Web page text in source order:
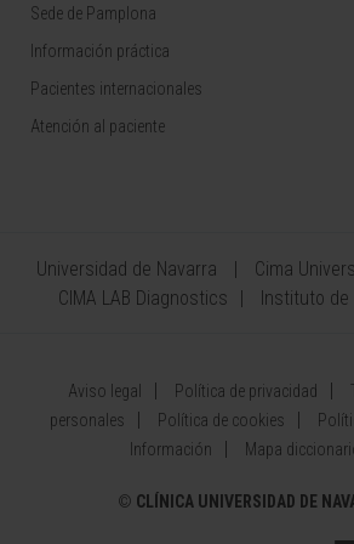
Sede de Pamplona
Información práctica
Pacientes internacionales
Atención al paciente
Universidad de Navarra
Cima
CIMA LAB Diagnostics
Instituto de
Aviso legal Política de privacidad
personales
Política de cookies
Información
Mapa
© CLÍNICA UNIVERSIDAD DE